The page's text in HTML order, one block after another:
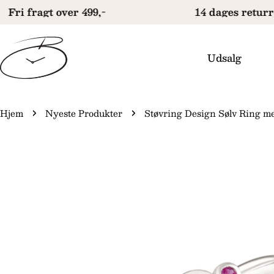
Gå
indhold
Fri fragt over 499,- 14 dages
Udsalg
Hjem Nyeste Produkter Støvring Design Sølv Ring